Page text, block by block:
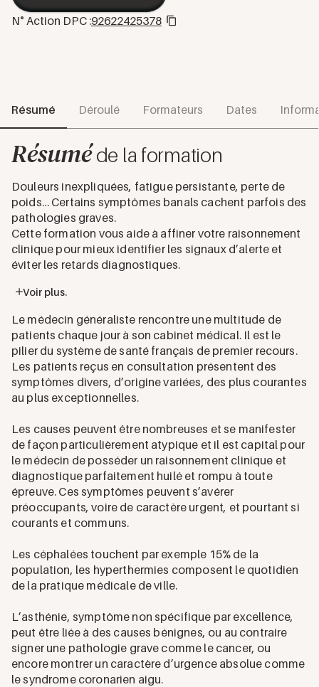
N° Action DPC :92622425378
Résumé Déroulé Formateurs Dates
Résuméde la formation
Douleurs inexpliquées, fatigue persistante, perte de
poids… Certains symptômes banals cachent parfois des
pathologies graves.
Cette formation vous aide à affiner votre raisonnement
clinique pour mieux identifier les signaux d’alerte et
éviter les retards diagnostiques.
Voir plus.
Le médecin généraliste rencontre une multitude de
patients chaque jour à son cabinet médical. Il est le
pilier du système de santé français de premier recours.
Les patients reçus en consultation présentent des
symptômes divers, d’origine variées, des plus courantes
au plus exceptionnelles.
Les causes peuvent être nombreuses et se manifester
de façon particulièrement atypique et il est capital pour
le médecin de posséder un raisonnement clinique et
diagnostique parfaitement huilé et rompu à toute
épreuve. Ces symptômes peuvent s’avérer
préoccupants, voire de caractère urgent, et pourtant si
courants et communs.
Les céphalées touchent par exemple 15% de la
population, les hyperthermies composent le quotidien
de la pratique médicale de ville.
L’asthénie, symptôme non spécifique par excellence,
peut être liée à des causes bénignes, ou au contraire
signer une pathologie grave comme le cancer, ou
encore montrer un caractère d’urgence absolue comme
le syndrome coronarien aigu.